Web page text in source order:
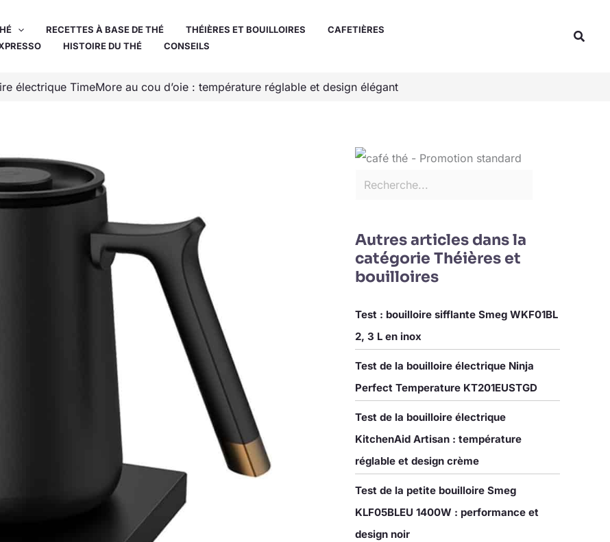
RECETTES À BASE DE THÉ THÉIÈRES ET BOUILLOIRES
CAFETIÈRES
HISTOIRE DU THÉ CONSEILS
électrique TimeMore au cou d’oie : température réglable et design élégant
Autres articles dans la
catégorie Théières et
bouilloires
Test : bouilloire sifflante Smeg WKF01BL
2, 3 L en inox
Test de la bouilloire électrique Ninja
Perfect Temperature KT201EUSTGD
Test de la bouilloire électrique
KitchenAid Artisan : température
réglable et design crème
Test de la petite bouilloire Smeg
KLF05BLEU 1400W : performance et
design noir